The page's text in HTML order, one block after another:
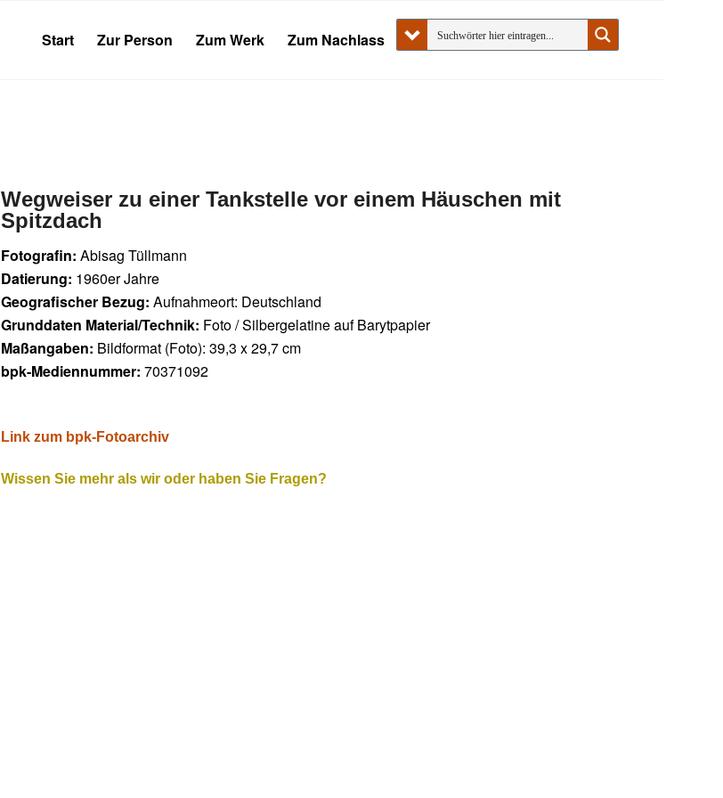
Start Zur Person Zum Werk Zum Nachlass
Wegweiser zu einer Tankstelle vor einem Häuschen mit
Spitzdach
Fotografin:Abisag Tüllmann
Datierung: 1960er Jahre
Geografischer Bezug:Aufnahmeort: Deutschland
Grunddaten Material/Technik: Foto / Silbergelatine auf Barytpapier
Maßangaben: Bildformat (Foto): 39,3 x 29,7 cm
bpk-Mediennummer:70371092
Link zum bpk-Fotoarchiv
Wissen Sie mehr als wir oder haben Sie Fragen?